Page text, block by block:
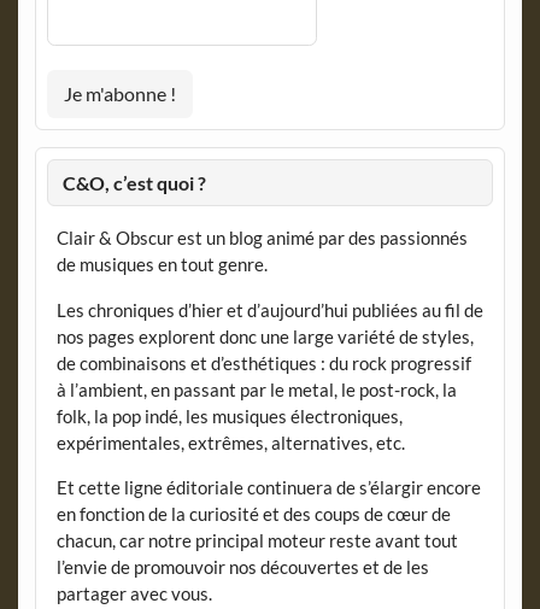
C&O, c’est quoi ?
Clair & Obscur est un blog animé par des passionnés
de musiques en tout genre.
Les chroniques d’hier et d’aujourd’hui publiées au fil de
nos pages explorent donc une large variété de styles,
de combinaisons et d’esthétiques : du rock progressif
à l’ambient, en passant par le metal, le post-rock, la
folk, la pop indé, les musiques électroniques,
expérimentales, extrêmes, alternatives, etc.
Et cette ligne éditoriale continuera de s’élargir encore
en fonction de la curiosité et des coups de cœur de
chacun, car notre principal moteur reste avant tout
l’envie de promouvoir nos découvertes et de les
partager avec vous.